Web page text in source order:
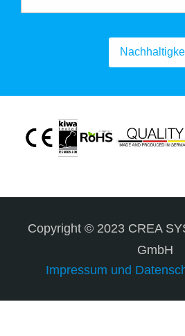
Copyright © 2023 CREA
GmbH
Impressum und